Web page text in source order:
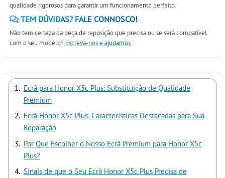
qualidade rigorosos para garantir um funcionamento perfeito.
TEM DÚVIDAS? FALE CONNOSCO!
Não tem certeza da peça de reposição que precisa ou se será compatível
com o seu modelo? Escreva-nos e ajudamos
Ecrã para Honor X5c Plus: Substituição de Qualidade
Premium
Ecrã Honor X5c Plus: Características Destacadas para Sua
Reparação
Por Que Escolher o Nosso Ecrã Premium para Honor X5c
Plus?
Sinais de que o Seu Ecrã Honor X5c Plus Precisa de